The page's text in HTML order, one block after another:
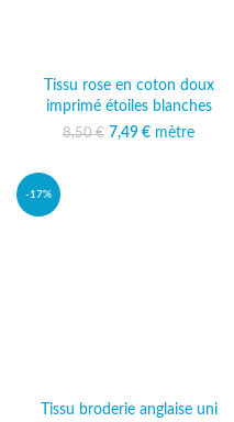
Tissu rose en coton doux
imprimé étoiles blanches
8,50€ Le prix initial était :
7,49 € Le prix actuel
mètre
-17%
Tissu broderie anglaise uni